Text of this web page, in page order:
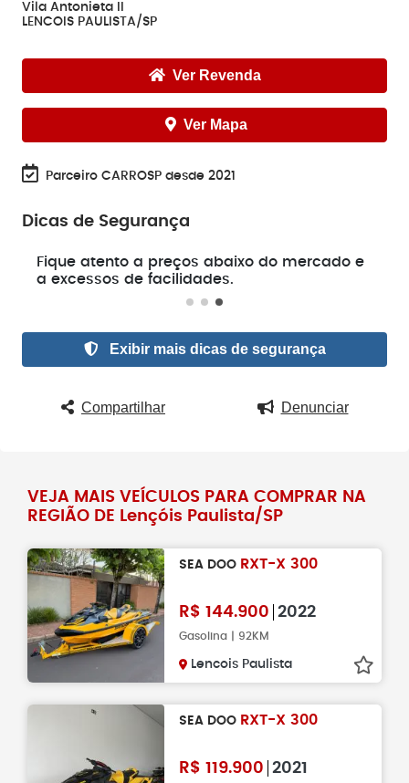
Vila Antonieta II
LENCOIS PAULISTA/SP
Ver Revenda
Ver Mapa
Parceiro CARROSP desde 2021
Dicas de Segurança
Fique atento a preços abaixo do mercado e
a excessos de facilidades.
Exibir mais dicas de segurança
Compartilhar Denunciar
VEJA MAIS VEÍCULOS PARA COMPRAR NA
REGIÃO DE Lençóis Paulista/SP
SEA DOO RXT-X 300
R$ 144.900 2022
Gasolina | 92KM
Lencois Paulista
SEA DOO RXT-X 300
R$ 119.900 2021